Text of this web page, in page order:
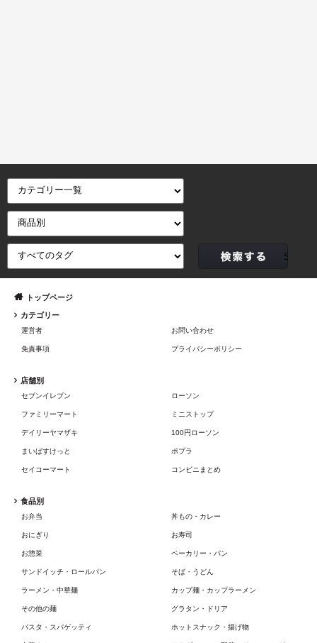
トップページ
カテゴリー
運営者 お問い合わせ
免責事項 プライバシーポリシー
店舗別
セブンイレブン ローソン
ファミリーマート ミニストップ
デイリーヤマザキ 100円ローソン
まいばすけっと ポプラ
セイコーマート コンビニまとめ
食品別
お弁当 丼もの・カレー
おにぎり お寿司
お惣菜 ベーカリー・パン
サンドイッチ・ロールパン そば・うどん
ラーメン・中華麺 カップ麺・カップラーメン
その他の麺 グラタン・ドリア
パスタ・スパゲッティ ホットスナック・揚げ物